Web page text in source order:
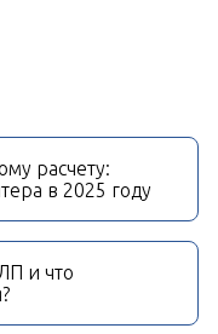
расчету:
в 2025 году
и что